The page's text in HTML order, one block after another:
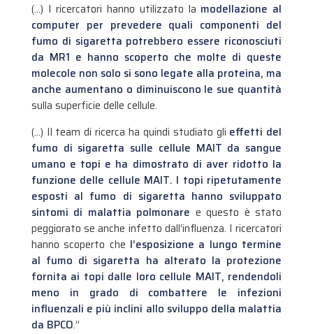
(…) I ricercatori hanno utilizzato la modellazione al
computer per prevedere quali componenti del
fumo di sigaretta potrebbero essere riconosciuti
da MR1 e hanno scoperto che molte di queste
molecole non solo si sono legate alla proteina, ma
anche aumentano o diminuiscono le sue quantità
sulla superficie delle cellule.
(…) Il team di ricerca ha quindi studiato gli effetti del
fumo di sigaretta sulle cellule MAIT da sangue
umano e topi e ha dimostrato di aver ridotto la
funzione delle cellule MAIT. I topi ripetutamente
esposti al fumo di sigaretta hanno sviluppato
sintomi di malattia polmonare e questo è stato
peggiorato se anche infetto dall’influenza. I ricercatori
hanno scoperto che l’esposizione a lungo termine
al fumo di sigaretta ha alterato la protezione
fornita ai topi dalle loro cellule MAIT, rendendoli
meno in grado di combattere le infezioni
influenzali e più inclini allo sviluppo della malattia
da BPCO.”